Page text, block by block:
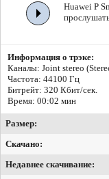
Huawei P
Информация о трэке:
Каналы: Joint stereo
Частота: 44100 Гц
Битрейт: 320 Кбит/сек.
Время: 00:02 мин
Размер:
Скачано:
Недавнее скачивание: